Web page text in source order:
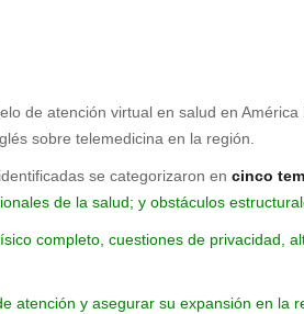
de atención virtual en salud en
sobre telemedicina en la región.
se categorizaron en cinco
de la salud; y obstáculos
completo, cuestiones de privacidad,
atención y asegurar su expansión en la